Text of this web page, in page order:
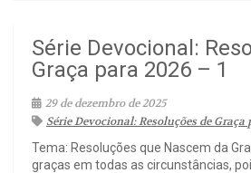
Série Devocional:
Graça para 2026 – 1
29 de dezembro de 2025
Série Devocional: Resoluções de Graça
Tema: Resoluções que Nascem da
graças em todas as circunstâncias,